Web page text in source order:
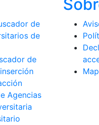
de
de
de
Agencias